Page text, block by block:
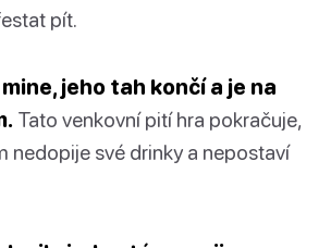
pít.
jeho tah končí a je na
Tato venkovní pití hra pokračuje,
nedopije své drinky a nepostaví